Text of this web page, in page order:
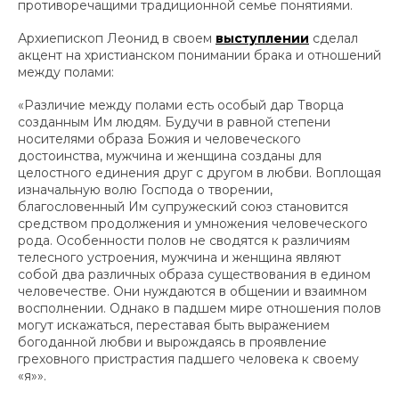
противоречащими традиционной семье понятиями.
Архиепископ Леонид в своем выступлении сделал
акцент на христианском понимании брака и отношений
между полами:
«Различие между полами есть особый дар Творца
созданным Им людям. Будучи в равной степени
носителями образа Божия и человеческого
достоинства, мужчина и женщина созданы для
целостного единения друг с другом в любви. Воплощая
изначальную волю Господа о творении,
благословенный Им супружеский союз становится
средством продолжения и умножения человеческого
рода. Особенности полов не сводятся к различиям
телесного устроения, мужчина и женщина являют
собой два различных образа существования в едином
человечестве. Они нуждаются в общении и взаимном
восполнении. Однако в падшем мире отношения полов
могут искажаться, переставая быть выражением
богоданной любви и вырождаясь в проявление
греховного пристрастия падшего человека к своему
«я»».